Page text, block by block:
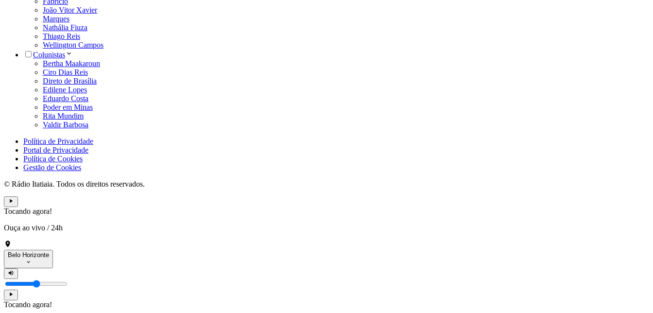
João Vitor Xavier
Marques
Nathália Fiuza
Thiago Reis
Wellington Campos
Colunistas
Bertha Maakaroun
Ciro Dias Reis
Direto de Brasília
Edilene Lopes
Eduardo Costa
Poder em Minas
Rita Mundim
Valdir Barbosa
Política de Privacidade
Portal de Privacidade
Política de Cookies
Gestão de Cookies
© Rádio Itatiaia. Todos os direitos reservados.
Tocando agora!
Ouça ao vivo / 24h
Belo Horizonte
Tocando agora!